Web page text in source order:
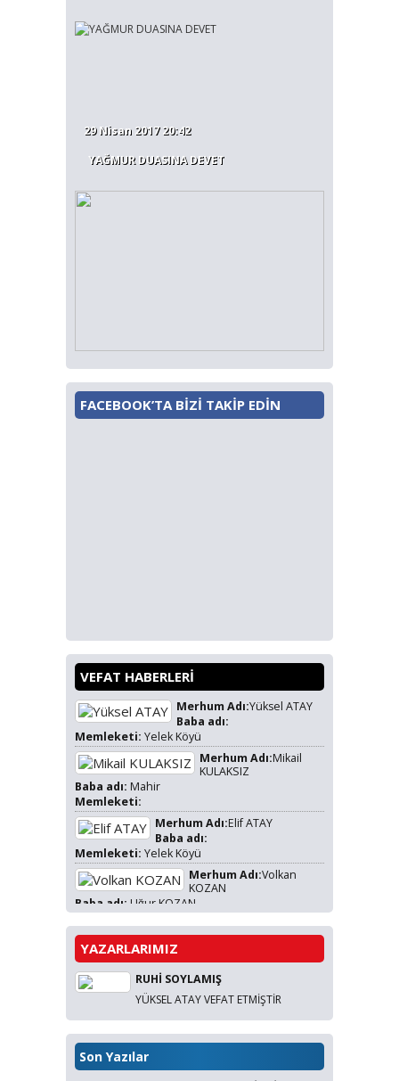
29 Nisan 2017 20:42
YAĞMUR DUASINA DEVET
FACEBOOK’TA BİZİ TAKİP EDİN
VEFAT HABERLERİ
Merhum Adı:Yüksel ATAY
Baba adı:
Memleketi: Yelek Köyü
Merhum Adı:Mikail
KULAKSIZ
Baba adı: Mahir
Memleketi:
Merhum Adı:Elif ATAY
Baba adı:
Memleketi: Yelek Köyü
Merhum Adı:Volkan
KOZAN
Baba adı: Uğur KOZAN
Merhum Adı:Adik ÇOLAK
Baba adı:
Memleketi:
Hamiyet
SARI
Baba adı:Osman DEMİRHAN
Memleketi:Yelek Köyü
Adı:Duran
YAZARLARIMIZ
RUHİ SOYLAMIŞ
YÜKSEL ATAY VEFAT ETMİŞTİR
Son Yazılar